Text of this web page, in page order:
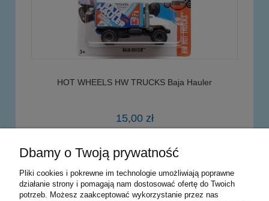
HOT WHEELS HW TRUCKS Baja Hauler
15,00 zł
powiadom o dostępności
Dbamy o Twoją prywatność
Pliki cookies i pokrewne im technologie umożliwiają poprawne
działanie strony i pomagają nam dostosować ofertę do Twoich
potrzeb. Możesz zaakceptować wykorzystanie przez nas